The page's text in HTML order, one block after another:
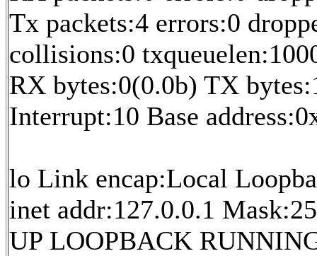
Tx packets:4 errors:0
collisions:0
RX bytes:0(0.0b) TX
Interrupt:10 Base
lo Link encap:Local
inet addr:127.0.0.1
UP LOOPBACK